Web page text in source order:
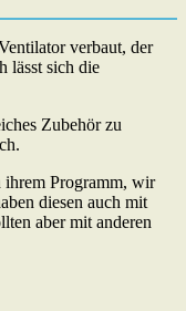
verbaut, der
lässt sich die
Zubehör zu
ihrem Programm, wir
diesen auch mit
aber mit anderen